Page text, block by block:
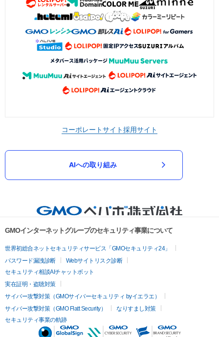
コーポレートサイト採用サイト
AIへの取り組み
GMOインターネットグループのセキュリティ事業について
世界初総合ネットセキュリティサービス「GMOセキュリティ24」
パスワード漏洩診断
Webサイトリスク診断
セキュリティ相談AIチャットボット
実在証明・盗聴対策
サイバー攻撃対策（GMOサイバーセキュリティ byイエラエ）
サイバー攻撃対策（GMO Flatt Security）
なりすまし対策
セキュリティ事業の軌跡